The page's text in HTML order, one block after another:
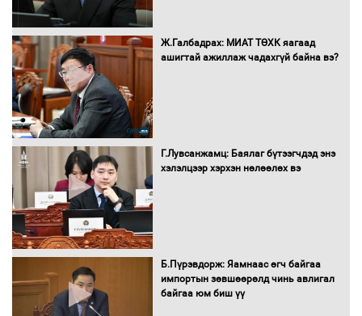
Санхүүгийн хэмнэлтийн горимд эрүүл
Нөөцийн махны худалдаа,
борлуулалтыг нээлттэй ил тод
болгоно
Ж.Галбадрах: МИАТ ТӨХК яагаад
ашигтай ажиллаж чадахгүй байна вэ?
Г.Лувсанжамц: Баялаг бүтээгчдэд энэ
хэлэлцээр хэрхэн нөлөөлөх вэ
Б.Пүрэвдорж: Яамнаас өгч байгаа
импортын зөвшөөрөлд чинь авлигал
байгаа юм биш үү